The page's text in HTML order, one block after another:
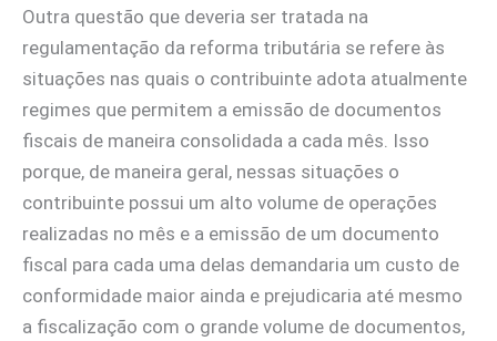
Outra questão que deveria ser tratada na
regulamentação da reforma tributária se refere às
situações nas quais o contribuinte adota atualmente
regimes que permitem a emissão de documentos
fiscais de maneira consolidada a cada mês. Isso
porque, de maneira geral, nessas situações o
contribuinte possui um alto volume de operações
realizadas no mês e a emissão de um documento
fiscal para cada uma delas demandaria um custo de
conformidade maior ainda e prejudicaria até mesmo
a fiscalização com o grande volume de documentos,